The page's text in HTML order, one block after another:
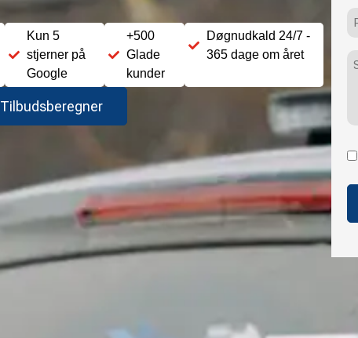
Kun 5
stjerner på
Google
+500
Glade
kunder
Døgnudkald 24/7 -
365 dage om året
Tilbudsberegner